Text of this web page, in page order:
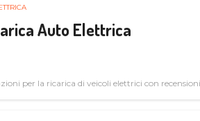
Auto Elettrica
per la ricarica di veicoli elettrici con